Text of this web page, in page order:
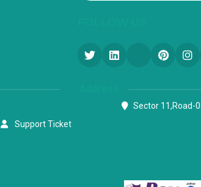
Support Ticket
Sector 11,Road-